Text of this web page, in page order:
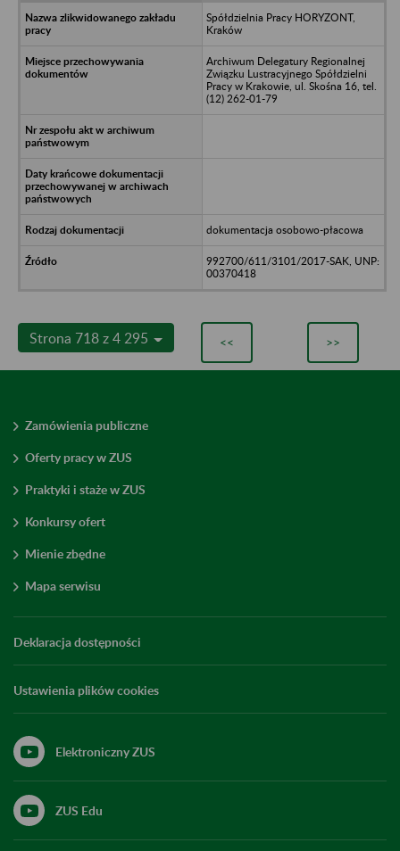
Spółdzielnia Pracy HORYZONT,
Kraków
Archiwum Delegatury Regionalnej
Związku Lustracyjnego Spółdzielni
Pracy w Krakowie, ul. Skośna 16, tel.
(12) 262-01-79
dokumentacja osobowo-płacowa
992700/611/3101/2017-SAK, UNP:
00370418
Strona 718 z 4 295 << >>
Zamówienia publiczne
Oferty pracy w ZUS
Praktyki i staże w ZUS
Konkursy ofert
Mienie zbędne
Mapa serwisu
Deklaracja dostępności
Ustawienia plików cookies
Elektroniczny ZUS
ZUS Edu